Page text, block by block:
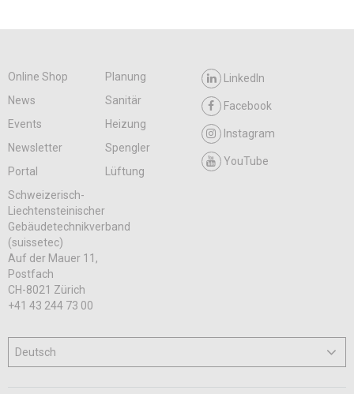
Online Shop
Planung
News
Sanitär
Events
Heizung
Newsletter
Spengler
Portal
Lüftung
LinkedIn
Facebook
Instagram
YouTube
Schweizerisch-
Liechtensteinischer
Gebäudetechnikverband
(suissetec)
Auf der Mauer 11,
Postfach
CH-8021 Zürich
+41 43 244 73 00